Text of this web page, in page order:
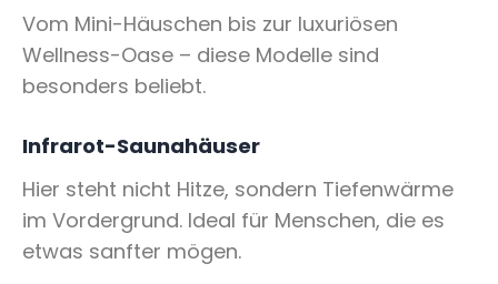
Vom Mini-Häuschen bis zur luxuriösen
Wellness-Oase – diese Modelle sind
besonders beliebt.
Infrarot-Saunahäuser
Hier steht nicht Hitze, sondern Tiefenwärme
im Vordergrund. Ideal für Menschen, die es
etwas sanfter mögen.